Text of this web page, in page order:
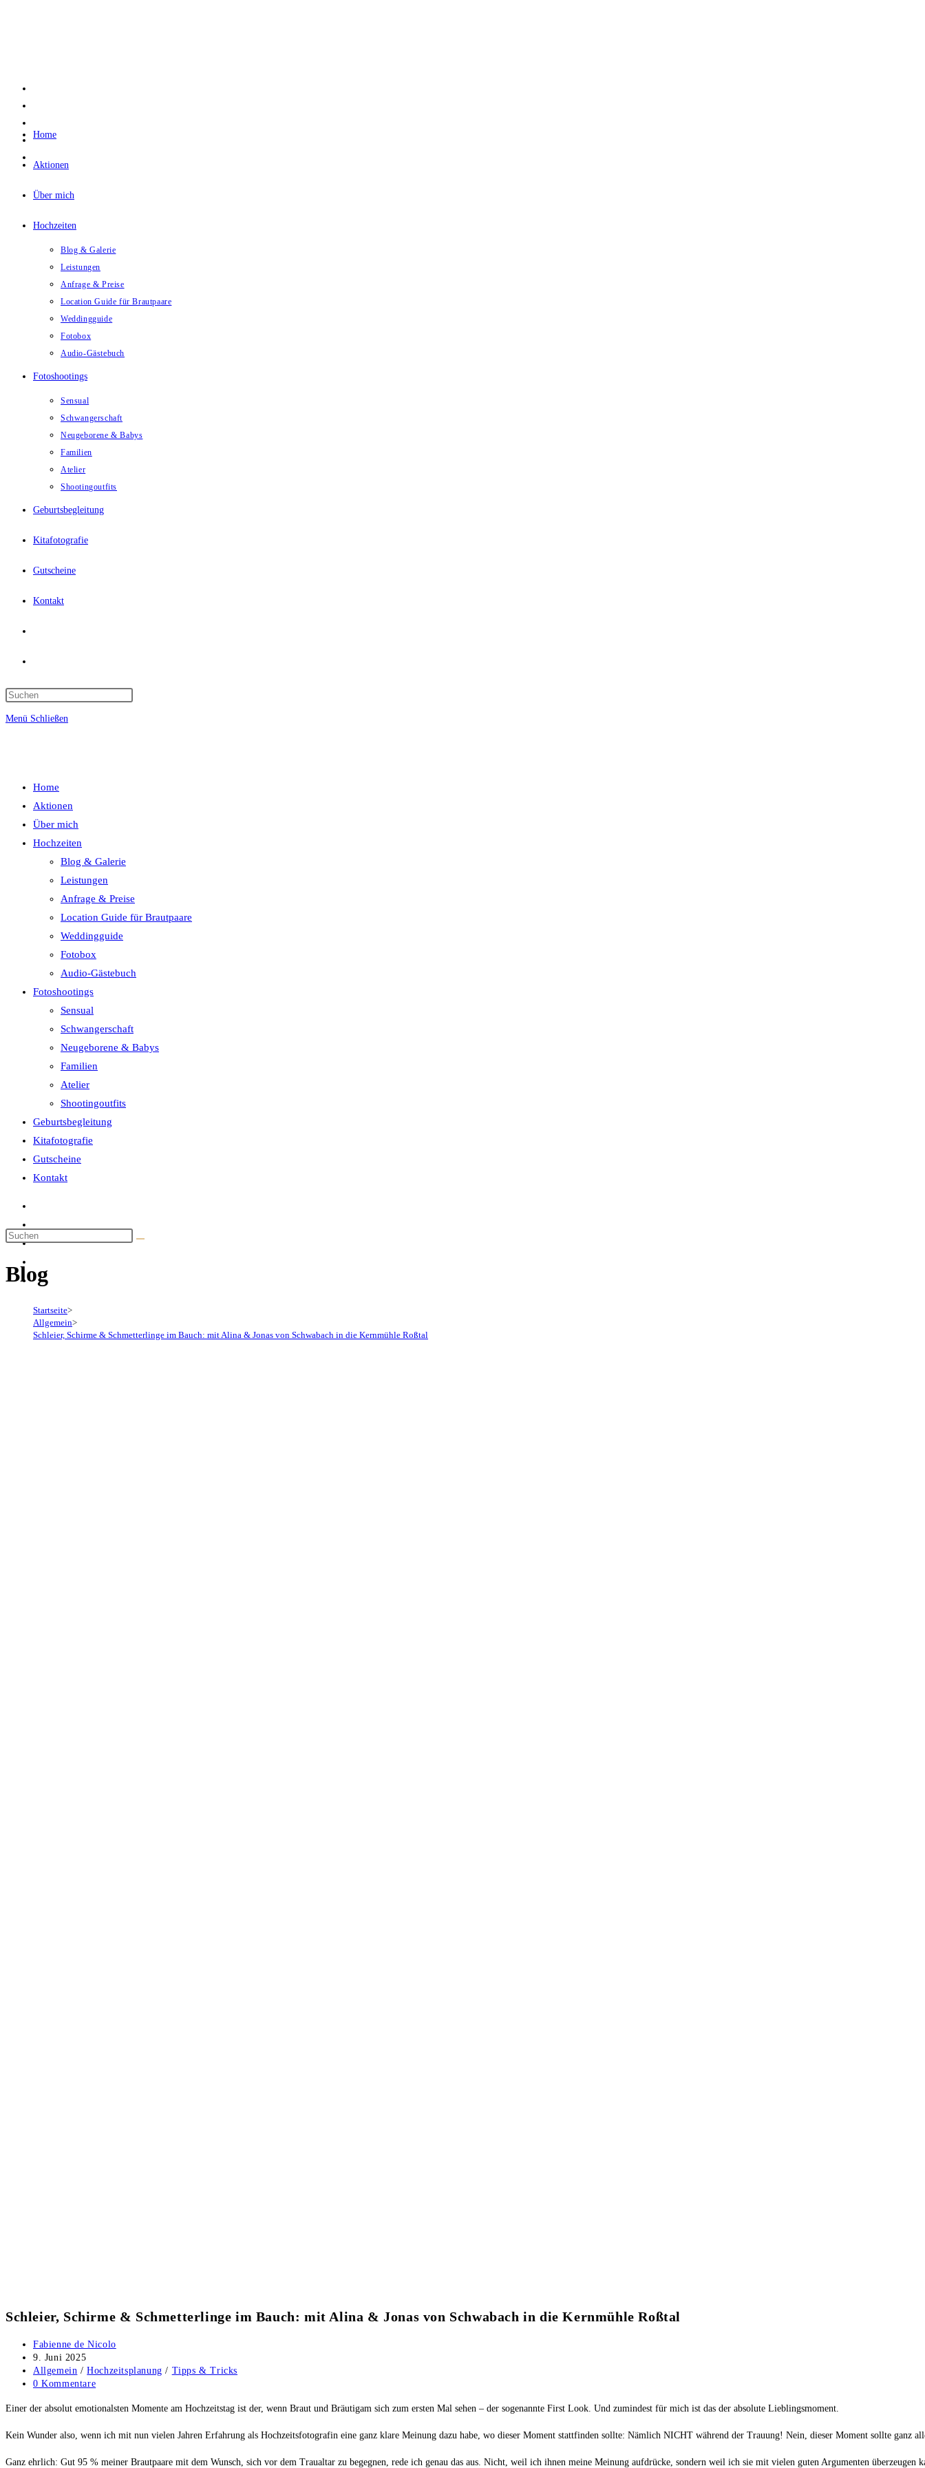
Home
Aktionen
Über mich
Hochzeiten
Blog & Galerie
Leistungen
Anfrage & Preise
Location Guide für Brautpaare
Weddingguide
Fotobox
Audio-Gästebuch
Fotoshootings
Sensual
Schwangerschaft
Neugeborene & Babys
Familien
Atelier
Shootingoutfits
Geburtsbegleitung
Kitafotografie
Gutscheine
Kontakt
umschalten
Menü Schließen
Home
Aktionen
Über mich
Hochzeiten
Blog & Galerie
Leistungen
Anfrage & Preise
Location Guide für Brautpaare
Weddingguide
Fotobox
Audio-Gästebuch
Fotoshootings
Sensual
Schwangerschaft
Neugeborene & Babys
Familien
Atelier
Shootingoutfits
Geburtsbegleitung
Kitafotografie
Gutscheine
Kontakt
Blog
Startseite>
Allgemein>
Schleier, Schirme & Schmetterlinge im Bauch: mit Alina & Jonas von Schwabach in die Kernmühle Roßtal
Schleier, Schirme & Schmetterlinge im Bauch: mit Alina & Jonas von Schwabach in die Kernmühle Roßtal
Beitrags-
Autor:
Fabienne de Nicolo
Beitrag
veröffentlicht:
9. Juni 2025
Beitrags-
Kategorie:
Allgemein / Hochzeitsplanung / Tipps & Tricks
Beitrags-
0 Kommentare
Einer der absolut emotionalsten Momente am Hochzeitstag ist der, wenn Braut und Bräutigam sich zum ersten Mal sehen – der sogenannte First Look. Und zumindest für mich ist das der absolute Lieblingsmoment.
Kein Wunder also, wenn ich mit nun vielen Jahren Erfahrung als Hochzeitsfotografin eine ganz klare Meinung dazu habe, wo dieser Moment stattfinden sollte: Nämlich NICHT während der Trauung! Nein, dieser Moment sollte
Ganz ehrlich: Gut 95 % meiner Brautpaare mit dem Wunsch, sich vor dem Traualtar zu begegnen, rede ich genau das aus. Nicht, weil ich ihnen meine Meinung aufdrücke, sondern weil ich sie mit vielen guten Argumenten überzeugen